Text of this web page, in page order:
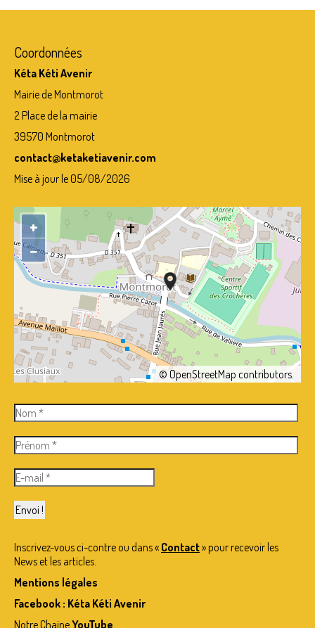
Coordonnées
Kéta Kéti Avenir
Mairie de Montmorot
2 Place de la mairie
39570 Montmorot
contact@ketaketiavenir.com
Mise à jour le 05/08/2026
+
−
©OpenStreetMap contributors.
Inscrivez-vous ci-contre ou dans « Contact» pour recevoir les
News et les articles.
Mentions légales
Facebook : Kéta Kéti Avenir
Notre ChaineYouTube